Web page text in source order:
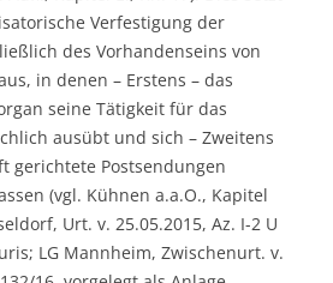
Verfestigung der
des Vorhandenseins von
in denen – Erstens – das
seine Tätigkeit für das
ausübt und sich – Zweitens
gerichtete Postsendungen
(vgl. Kühnen a.a.O., Kapitel
Urt. v. 25.05.2015, Az. I-2 U
LG Mannheim, Zwischenurt. v.